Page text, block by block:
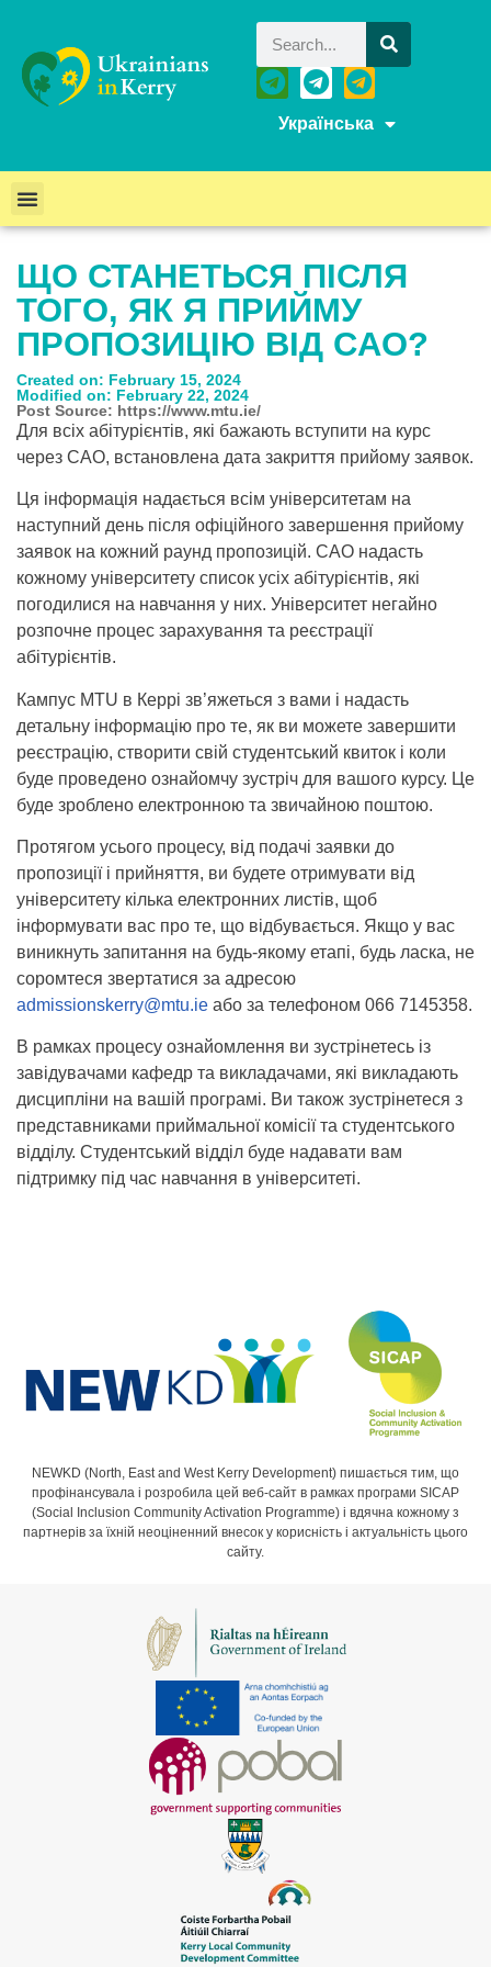
Українська
ЩО СТАНЕТЬСЯ ПІСЛЯ
ТОГО, ЯК Я ПРИЙМУ
ПРОПОЗИЦІЮ ВІД CAO?
Created on: February 15, 2024
Modified on: February 22, 2024
Post Source: https://www.mtu.ie/
Для всіх абітурієнтів, які бажають вступити на курс
через CAO, встановлена дата закриття прийому заявок.
Ця інформація надається всім університетам на
наступний день після офіційного завершення прийому
заявок на кожний раунд пропозицій. CAO надасть
кожному університету список усіх абітурієнтів, які
погодилися на навчання у них. Університет негайно
розпочне процес зарахування та реєстрації
абітурієнтів.
Кампус MTU в Керрі зв’яжеться з вами і надасть
детальну інформацію про те, як ви можете завершити
реєстрацію, створити свій студентський квиток і коли
буде проведено ознайомчу зустріч для вашого курсу. Це
буде зроблено електронною та звичайною поштою.
Протягом усього процесу, від подачі заявки до
пропозиції і прийняття, ви будете отримувати від
університету кілька електронних листів, щоб
інформувати вас про те, що відбувається. Якщо у вас
виникнуть запитання на будь-якому етапі, будь ласка, не
соромтеся звертатися за адресою
admissionskerry@mtu.ie або за телефоном 066 7145358.
В рамках процесу ознайомлення ви зустрінетесь із
завідувачами кафедр та викладачами, які викладають
дисципліни на вашій програмі. Ви також зустрінетеся з
представниками приймальної комісії та студентського
відділу. Студентський відділ буде надавати вам
підтримку під час навчання в університеті.
NEWKD (North, East and West Kerry Development) пишається тим, що
профінансувала і розробила цей веб-сайт в рамках програми SICAP
(Social Inclusion Community Activation Programme) і вдячна кожному з
партнерів за їхній неоціненний внесок у корисність і актуальність цього
сайту.